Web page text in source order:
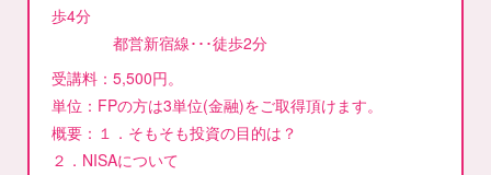
歩4分
都営新宿線･･･徒歩2分
受講料：5,500円。
単位：FPの方は3単位(金融)をご取得頂けます。
概要：１．そもそも投資の目的は？
２．NISAについて